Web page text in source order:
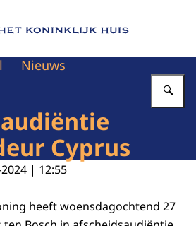
van Het Koninklijk Huis
Nieuws
Cyprus
| 12:55
heeft woensdagochtend 27